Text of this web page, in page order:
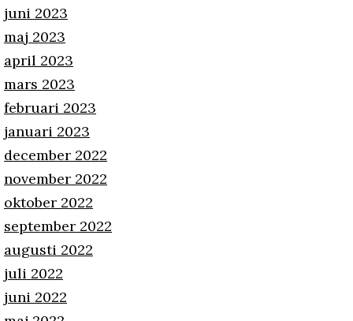
juni 2023
maj 2023
april 2023
mars 2023
februari 2023
januari 2023
december 2022
november 2022
oktober 2022
september 2022
augusti 2022
juli 2022
juni 2022